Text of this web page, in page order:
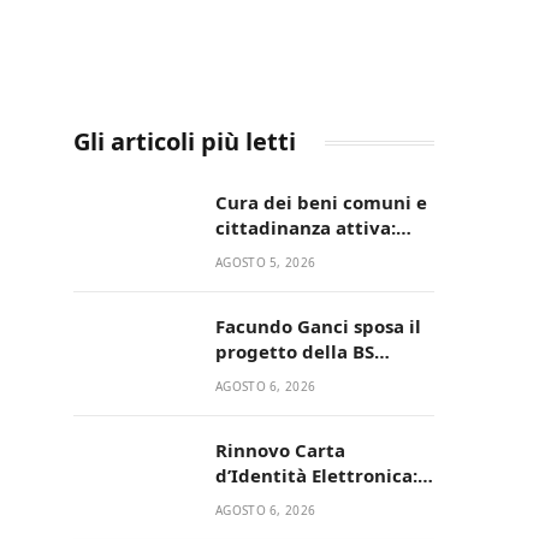
Gli articoli più letti
Cura dei beni comuni e
cittadinanza attiva:
online l’avviso per la
AGOSTO 5, 2026
Facundo Ganci sposa il
progetto della BS
Soccer Team Fasano e
AGOSTO 6, 2026
Rinnovo Carta
d’Identità Elettronica:
continua il piano di
AGOSTO 6, 2026